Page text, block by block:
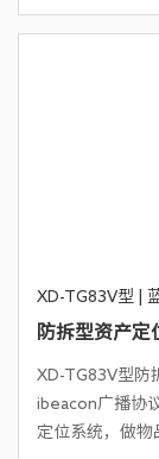
能够显著提升服
时极大地简化分
XD-TG83V型 |
防拆型资产定
XD-TG83V型防
ibeacon广播协
定位系统，做物